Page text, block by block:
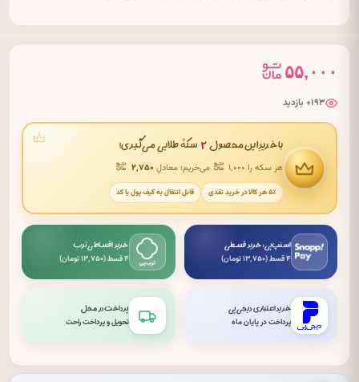
۵۵,۰۰۰
۱۹۳+ بازدید
با خریدِ این محصول ۲ سکهٔ طلایی می‌گیری!
هر سکه را ۱٬۰۰۰ می‌خریم؛ معادلِ۲٬۷۵۰
۵٪ هر کالا در خریدِ نقدی قابلِ انتقال به کیف پول یا کد
اسنپ‌پی: خرید قسطی
۴ قسط (۱۳٬۷۵۰ تومان)
خرید اقساطی ترب
۴ قسط (۱۳٬۷۵۰ تومان)
خرید اعتباری دیجی‌پی
پرداخت در پایان ماه
پرداخت در محل
تحویل و پرداخت راحت